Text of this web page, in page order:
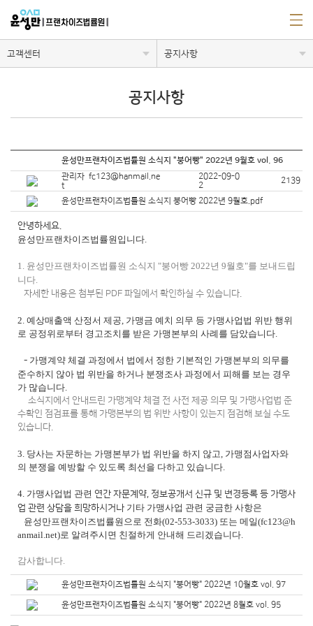
고객센터 공지사항
공지사항
윤성만프랜차이즈법률원 소식지 "붕어빵" 2022년 9월호 vol. 96
관리자 fc123@hanmail.ne
t
2022-09-0
2
2139
윤성만프랜차이즈법률원 소식지 붕어빵 2022년 9월호.pdf
안녕하세요.
윤성만프랜차이즈법률원입니다.
1. 윤성만프랜차이즈법률원 소식지 "붕어빵 2022년 9월호"를 보내드립
니다.
자세한 내용은 첨부된 PDF 파일에서 확인하실 수 있습니다.
2. 예상매출액 산정서 제공, 가맹금 예치 의무 등 가맹사업법 위반 행위
로 공정위로부터 경고조치를 받은 가맹본부의 사례를 담았습니다.
- 가맹계약 체결 과정에서 법에서 정한 기본적인 가맹본부의 의무를
준수하지 않아 법 위반을 하거나 분쟁조사 과정에서 피해를 보는 경우
가 많습니다.
소식지에서 안내드린 가맹계약 체결 전 사전 제공 의무 및 가맹사업법 준
수확인 점검표를 통해 가맹본부의 법 위반 사항이 있는지 점검해 보실 수도
있습니다.
3. 당사는 자문하는 가맹본부가 법 위반을 하지 않고, 가맹점사업자와
의 분쟁을 예방할 수 있도록 최선을 다하고 있 습니다.
4. 가맹사업법 관련 연간 자문계약, 정보공개서 신규 및 변경등록 등 가맹사
업 관련 상담을 희망하시거나 기타 가맹사업 관련 궁금한 사항은
윤성만프랜차이즈법률원으로 전화(02-553-3033) 또는 메일(fc123@h
anmail.net)로 알려주시면 친절하게 안내해 드리겠습니다.
감사합니다.
윤성만프랜차이즈법률원 소식지 "붕어빵" 2022년 10월호 vol. 97
윤성만프랜차이즈법률원 소식지 "붕어빵" 2022년 8월호 vol. 95